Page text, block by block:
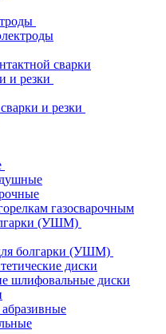
сварки
и резки
и резки
газосварочным
(УШМ)
болгарки (УШМ)
диски
шлифовальные диски